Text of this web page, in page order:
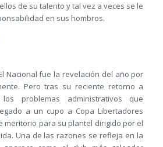
de su talento y tal vez a veces se le
en sus hombros.
Nacional fue la revelación del año por
Pero tras su reciente retorno a
problemas administrativos que
a un cupo a Copa Libertadores
meritorio para su plantel dirigido por el
Una de las razones se refleja en la